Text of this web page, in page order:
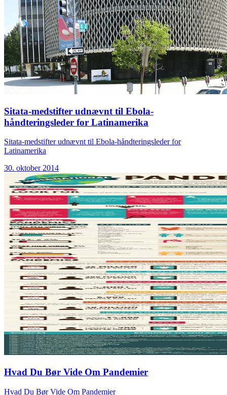
Sitata-medstifter udnævnt til Ebola-
håndteringsleder for Latinamerika
Sitata-medstifter udnævnt til Ebola-håndteringsleder for
Latinamerika
30. oktober 2014
Hvad Du Bør Vide Om Pandemier
Hvad Du Bør Vide Om Pandemier